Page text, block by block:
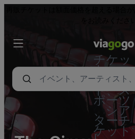
チケッ
ト - コ
ンサー
ト、ス
ポーツ
、シア
ターチ
ケット